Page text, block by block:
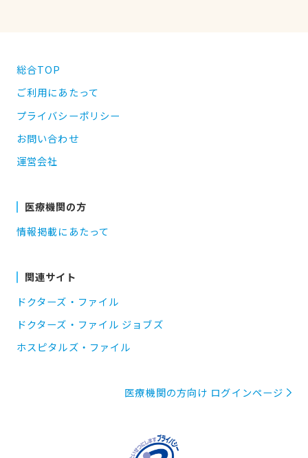
総合TOP
ご利用にあたって
プライバシーポリシー
お問い合わせ
運営会社
医療機関の方
情報掲載にあたって
関連サイト
ドクターズ・ファイル
ドクターズ・ファイル ジョブズ
ホスピタルズ・ファイル
医療機関の方向け ログインページ